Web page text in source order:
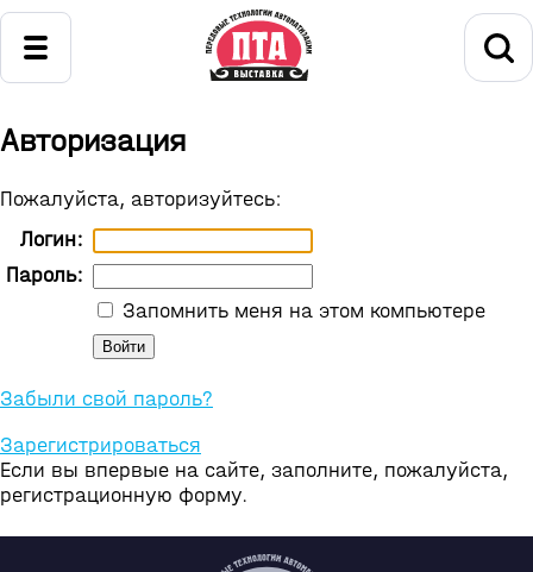
Авторизация
Пожалуйста, авторизуйтесь:
Логин:
Пароль:
Запомнить меня на этом компьютере
Забыли свой пароль?
Зарегистрироваться
Если вы впервые на сайте, заполните, пожалуйста,
регистрационную форму.